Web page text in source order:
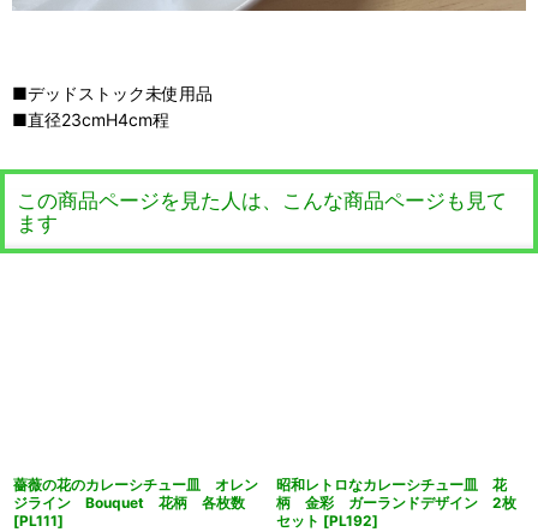
■デッドストック未使用品
■直径23cmH4cm程
この商品ページを見た人は、こんな商品ページも見て
ます
薔薇の花のカレーシチュー皿 オレン
ジライン Bouquet 花柄 各枚数
[PL111]
昭和レトロなカレーシチュー皿 花
柄 金彩 ガーランドデザイン 2枚
セット [PL192]